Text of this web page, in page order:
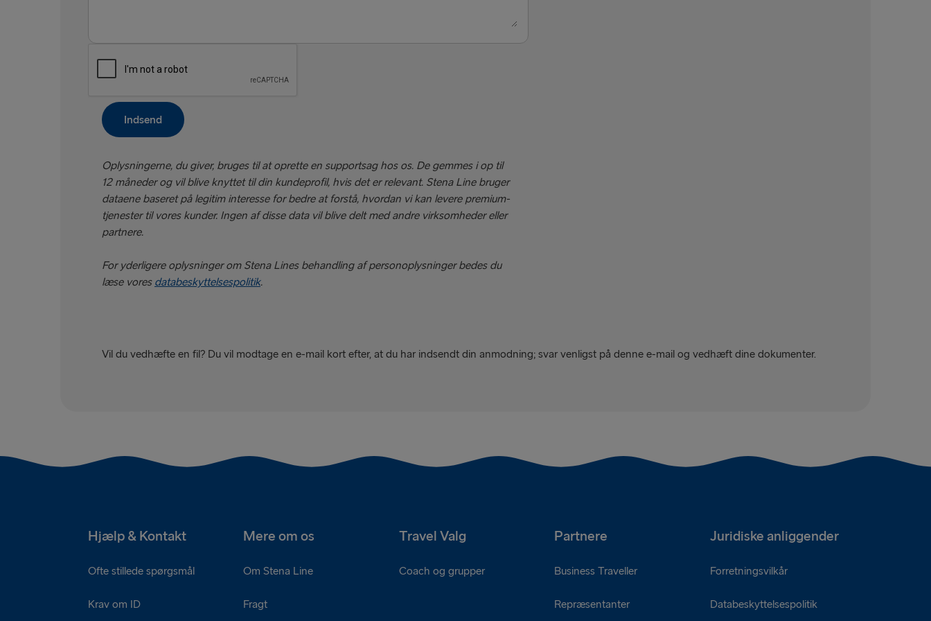
Forslag til forbedring
Spørgsmål til faktura
Indsend
Oplysningerne, du giver, bruges til at oprette en supportsag hos os. De gemmes i op til
12 måneder og vil blive knyttet til din kundeprofil, hvis det er relevant. Stena Line bruger
dataene baseret på legitim interesse for bedre at forstå, hvordan vi kan levere premium-
tjenester til vores kunder. Ingen af disse data vil blive delt med andre virksomheder eller
partnere.
For yderligere oplysninger om Stena Lines behandling af personoplysninger bedes du
læse vores databeskyttelsespolitik.
Vil du vedhæfte en fil? Du vil modtage en e-mail kort efter, at du har indsendt din anmodning; svar venligst på denne e-mail og vedhæft dine dokumenter.
Hjælp & Kontakt Mere om os Travel Valg Partnere Juridiske anliggender
Ofte stillede spørgsmål
Krav om ID
Om Stena Line
Fragt
Coach og grupper Business Traveller
Repræsentanter
Forretningsvilkår
Databeskyttelsespolitik